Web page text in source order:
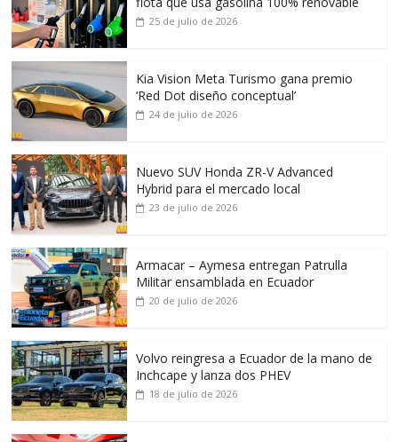
25 de julio de 2026
Kia Vision Meta Turismo gana premio
‘Red Dot diseño conceptual’
24 de julio de 2026
Nuevo SUV Honda ZR-V Advanced
Hybrid para el mercado local
23 de julio de 2026
Armacar – Aymesa entregan Patrulla
Militar ensamblada en Ecuador
20 de julio de 2026
Volvo reingresa a Ecuador de la mano de
Inchcape y lanza dos PHEV
18 de julio de 2026